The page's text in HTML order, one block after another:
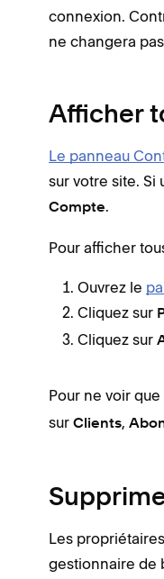
connexion.
ne changera
Afficher
Le panneau
sur votre site.
Compte.
Pour afficher
Ouvrez le
Cliquez sur
Cliquez sur
Pour ne voir
sur Clients,
Les
gestionnaire de